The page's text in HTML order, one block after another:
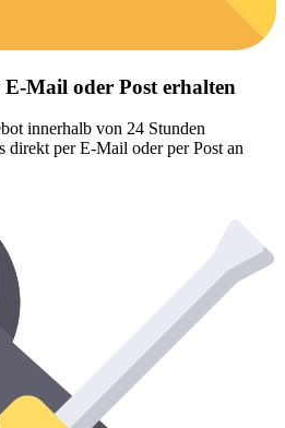
Mail oder Post erhalten
innerhalb von 24 Stunden
direkt per E-Mail oder per Post an